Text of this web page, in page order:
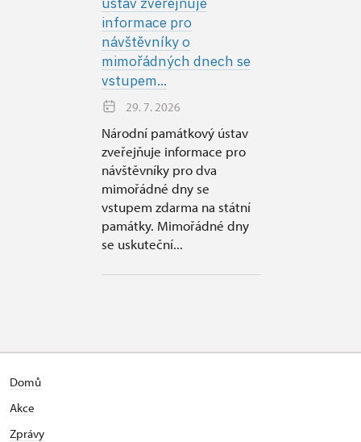
informace pro
návštěvníky o
mimořádných dnech se
vstupem...
29. 7. 2026
Národní památkový ústav
zveřejňuje informace pro
návštěvníky pro dva
mimořádné dny se
vstupem zdarma na státní
památky. Mimořádné dny
se uskuteční...
Domů
Akce
Zprávy